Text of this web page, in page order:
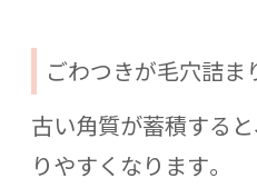
ごわつきが毛穴詰ま
古い角質が蓄積する
りやすくなります。